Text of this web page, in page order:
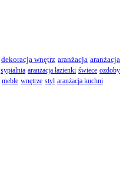
dekoracja wnętrz aranżacja aranżacja
sypialnia aranżacja łazienki świece ozdoby
meble wnętrze styl aranżacja kuchni